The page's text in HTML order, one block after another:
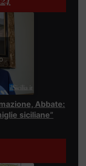
Abbate:
siciliane”